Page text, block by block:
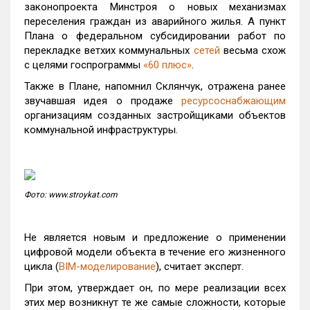
законопроекта Минстроя о новых механизмах
переселения граждан из аварийного жилья. А пункт
Плана о федеральном субсидировании работ по
перекладке ветхих коммунальных сетей весьма схож
с целями госпрограммы «60 плюс».
Также в Плане, напомнил Склянчук, отражена ранее
звучавшая идея о продаже ресурсоснабжающим
организациям созданных застройщиками объектов
коммунальной инфраструктуры.
Фото: www.stroykat.com
Не является новым и предложение о применении
цифровой модели объекта в течение его жизненного
цикла (BIM-моделирование), считает эксперт.
При этом, утверждает он, по мере реализации всех
этих мер возникнут те же самые сложности, которые